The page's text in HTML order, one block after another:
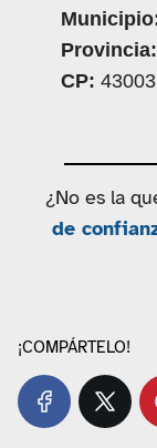
Provincia:
CP: 43003
¿No es la
de
¡COMPÁRTELO!